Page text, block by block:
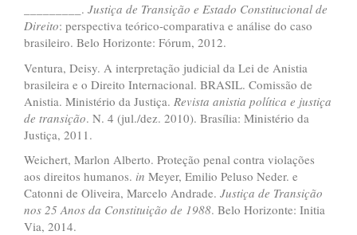
_________. Justiça de Transição e Estado Constitucional de
Direito: perspectiva teórico-comparativa e análise do caso
brasileiro. Belo Horizonte: Fórum, 2012.
Ventura, Deisy. A interpretação judicial da Lei de Anistia
brasileira e o Direito Internacional. BRASIL. Comissão de
Anistia. Ministério da Justiça. Revista anistia política e justiça
de transição. N. 4 (jul./dez. 2010). Brasília: Ministério da
Justiça, 2011.
Weichert, Marlon Alberto. Proteção penal contra violações
aos direitos humanos. in Meyer, Emilio Peluso Neder. e
Catonni de Oliveira, Marcelo Andrade. Justiça de Transição
nos 25 Anos da Constituição de 1988. Belo Horizonte: Initia
Via, 2014.